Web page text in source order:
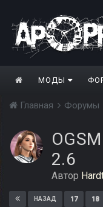
МОДЫ
Главная Форумы
2.6
Автор
НАЗАД 17 18